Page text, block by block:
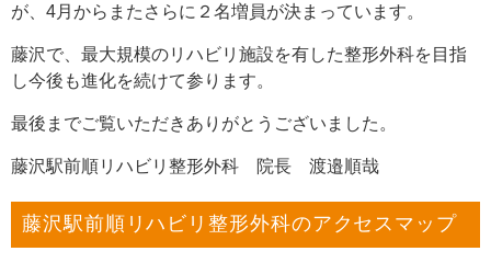
が、4月からまたさらに２名増員が決まっています。
藤沢で、最大規模のリハビリ施設を有した整形外科を目指
し今後も進化を続けて参ります。
最後までご覧いただきありがとうございました。
藤沢駅前順リハビリ整形外科 院長 渡邉順哉
藤沢駅前順リハビリ整形外科のアクセスマップ